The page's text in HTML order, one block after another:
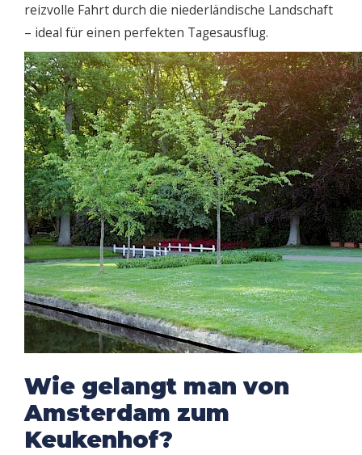
reizvolle Fahrt durch die niederländische Landschaft
– ideal für einen perfekten Tagesausflug.
Wie gelangt man von
Amsterdam zum
Keukenhof?